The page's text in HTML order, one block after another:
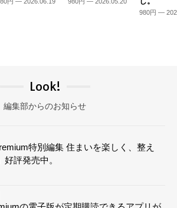
980円 —
Look!
編集部からのお知らせ
特別編集 住まいを楽しく、整え
好評発売中。